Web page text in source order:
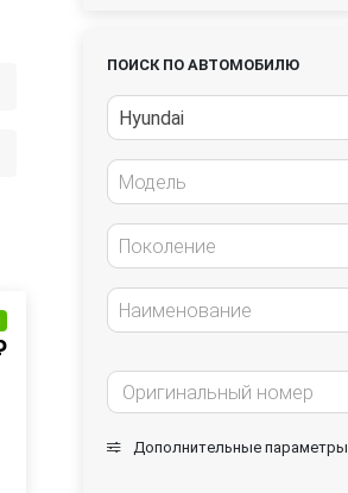
ПОИСК ПО АВТОМОБИЛЮ
Hyundai
Модель
Поколение
Наименование
Дополнительные параметры